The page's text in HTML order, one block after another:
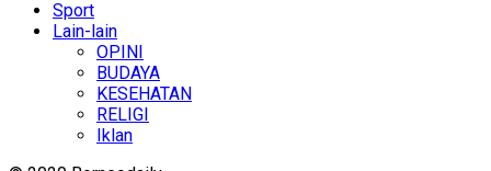
Sport
Lain-lain
OPINI
BUDAYA
KESEHATAN
RELIGI
Iklan